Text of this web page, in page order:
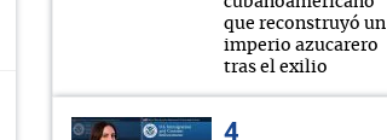
que reconstruyó un
imperio azucarero
tras el exilio